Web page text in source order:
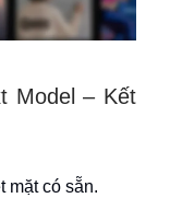
Model – Kết
mặt có sẵn.